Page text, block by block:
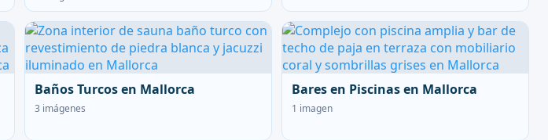
Baños Turcos en Mallorca
3 imágenes
Bares en Piscinas en Mallorca
1 imagen